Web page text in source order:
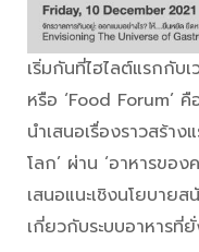
เริ่มกันที่ไฮไลต์แรกกับเ
หรือ ‘Food Forum’
นำเสนอเรื่องราวสร้า
โลก’ ผ่าน ‘อาหารของ
เสนอแนะเชิงนโยบาย
เกี่ยวกับระบบอาหารที่